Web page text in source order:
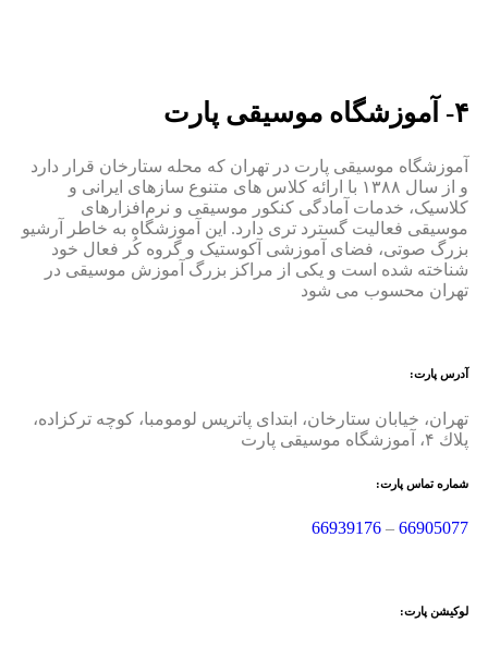
۴- آموزشگاه موسیقی پارت
آموزشگاه موسیقی پارت در تهران که محله ستارخان قرار دارد
و از سال ۱۳۸۸ با ارائه کلاس های متنوع سازهای ایرانی و
کلاسیک، خدمات آمادگی کنکور موسیقی و نرم‌افزارهای
موسیقی فعالیت گسترد ‌تری دارد. این آموزشگاه به ‌خاطر آرشیو
بزرگ صوتی، فضای آموزشی آکوستیک و گروه کُر فعال خود
شناخته شده است و یکی از مراکز بزرگ آموزش موسیقی در
تهران محسوب می ‌شود
آدرس پارت:
تهران، خیابان ستارخان، ابتدای پاتریس لومومبا، کوچه تركزاده،
پلاك ۴، آموزشگاه موسیقی پارت
شماره تماس پارت:
66905077
–
66939176
لوکیشن پارت: